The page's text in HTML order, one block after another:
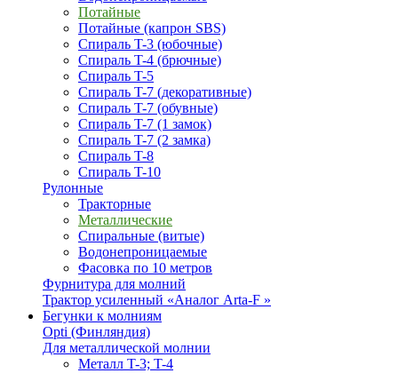
Потайные
Потайные (капрон SBS)
Спираль T-3 (юбочные)
Спираль T-4 (брючные)
Спираль T-5
Спираль T-7 (декоративные)
Спираль T-7 (обувные)
Спираль T-7 (1 замок)
Спираль T-7 (2 замка)
Спираль T-8
Спираль T-10
Рулонные
Тракторные
Металлические
Спиральные (витые)
Водонепроницаемые
Фасовка по 10 метров
Фурнитура для молний
Трактор усиленный «Аналог Arta-F »
Бегунки к молниям
Opti (Финляндия)
Для металлической молнии
Металл T-3; T-4